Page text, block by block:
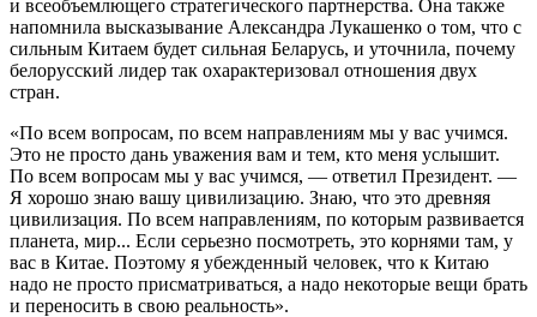
и всеобъемлющего стратегического партнерства. Она также
напомнила высказывание Александра Лукашенко о том, что с
сильным Китаем будет сильная Беларусь, и уточнила, почему
белорусский лидер так охарактеризовал отношения двух
стран.
«По всем вопросам, по всем направлениям мы у вас учимся.
Это не просто дань уважения вам и тем, кто меня услышит.
По всем вопросам мы у вас учимся, — ответил Президент. —
Я хорошо знаю вашу цивилизацию. Знаю, что это древняя
цивилизация. По всем направлениям, по которым развивается
планета, мир... Если серьезно посмотреть, это корнями там, у
вас в Китае. Поэтому я убежденный человек, что к Китаю
надо не просто присматриваться, а надо некоторые вещи брать
и переносить в свою реальность».